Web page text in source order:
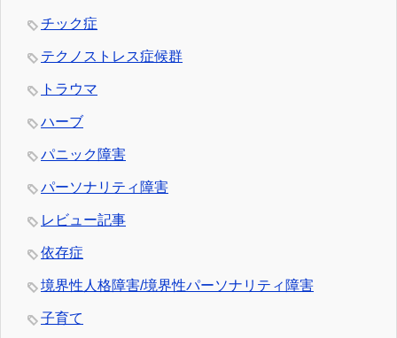
チック症
テクノストレス症候群
トラウマ
ハーブ
パニック障害
パーソナリティ障害
レビュー記事
依存症
境界性人格障害/境界性パーソナリティ障害
子育て